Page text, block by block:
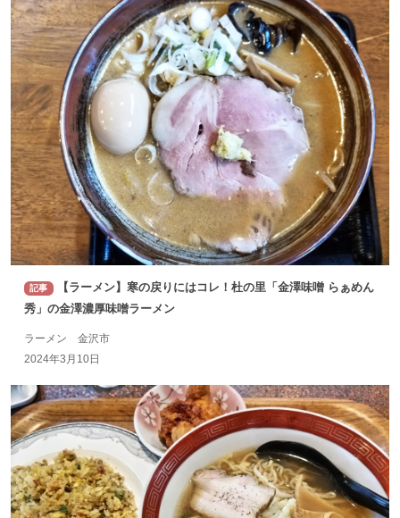
記事
【ラーメン】寒の戻りにはコレ！杜の里「金澤味噌 らぁめん
秀」の金澤濃厚味噌ラーメン
ラーメン 金沢市
2024年3月10日